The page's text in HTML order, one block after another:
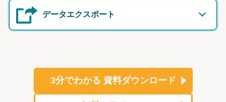
データエクスポート
3分でわかる 資料ダウンロード